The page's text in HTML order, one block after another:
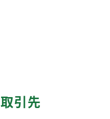
引先